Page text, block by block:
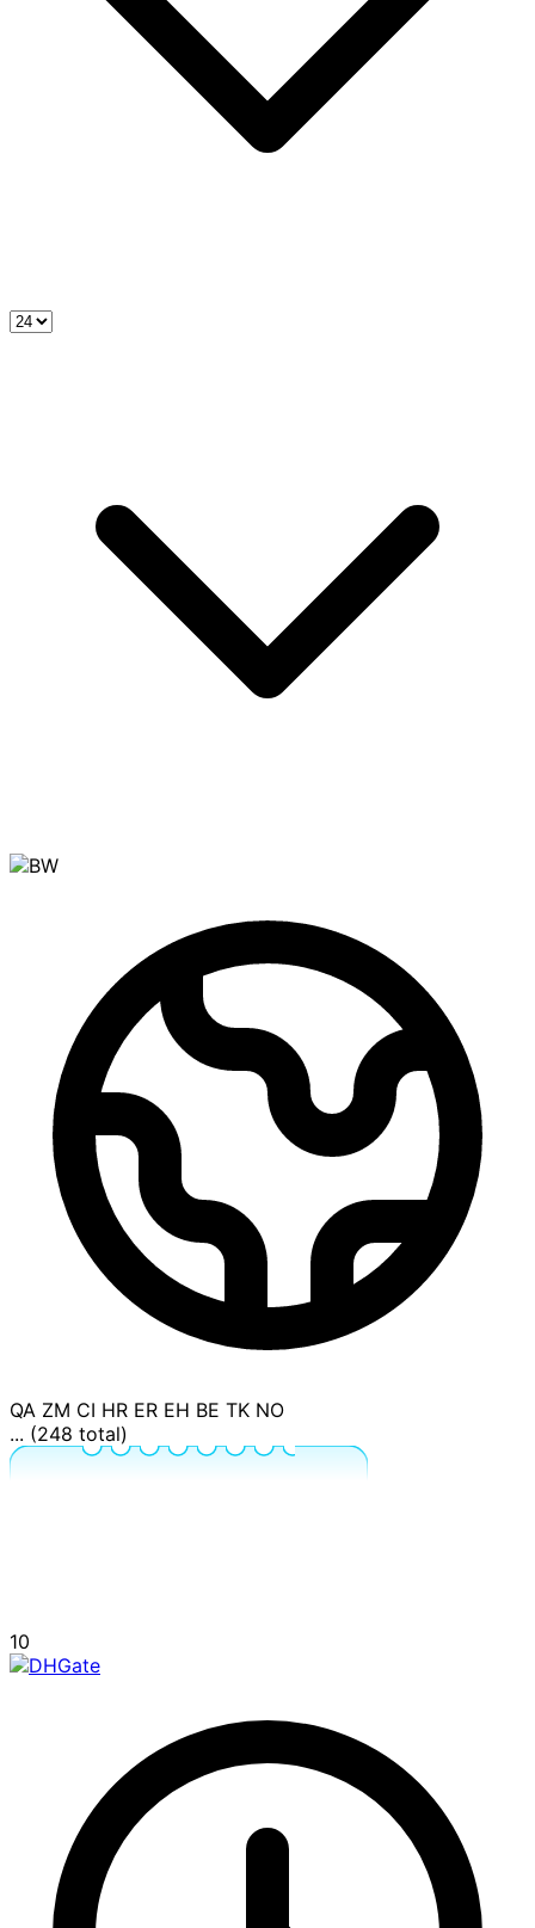
QA ZM CI HR ER EH BE TK NO
... (248 total)
10